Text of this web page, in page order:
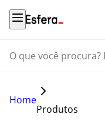
O que você procura?
Home
Produtos